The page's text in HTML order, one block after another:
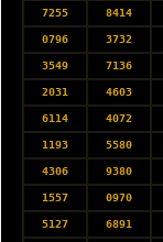
7255 8414
0796 3732
3549 7136
2031 4603
6114 4072
1193 5580
4306 9380
1557 0970
5127 6891